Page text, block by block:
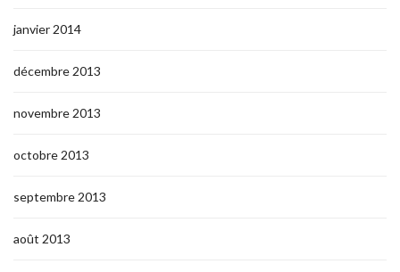
janvier 2014
décembre 2013
novembre 2013
octobre 2013
septembre 2013
août 2013